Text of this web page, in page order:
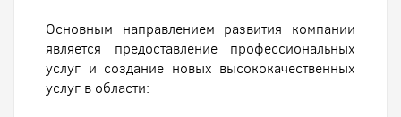
Основным направлением развития компании
является предоставление профессиональных
услуг и создание новых высококачественных
услуг в области: